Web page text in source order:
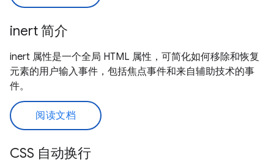
inert 简介
inert 属性是一个全局 HTML 属性，可简化如何移除和恢复
元素的用户输入事件，包括焦点事件和来自辅助技术的事
件。
阅读文档
CSS 自动换行